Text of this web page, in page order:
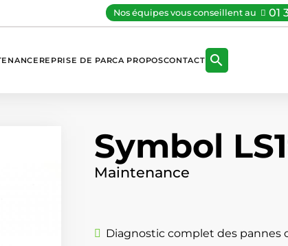
Nos équipes vous conseillent au 01
REPRISE DE PARCA PROPOSCONTACT 
Symbol
Maintenance
Diagnostic complet des pannes